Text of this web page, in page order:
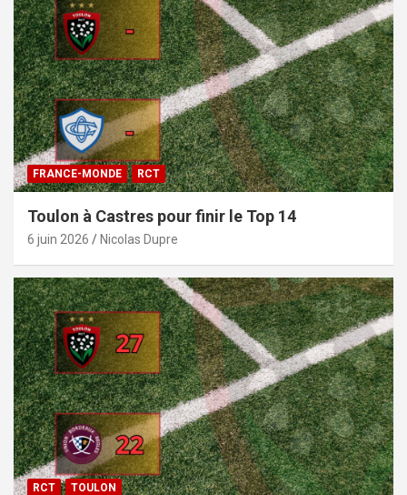
FRANCE-MONDE RCT
Toulon à Castres pour finir le Top 14
6 juin 2026 Nicolas Dupre
RCT TOULON